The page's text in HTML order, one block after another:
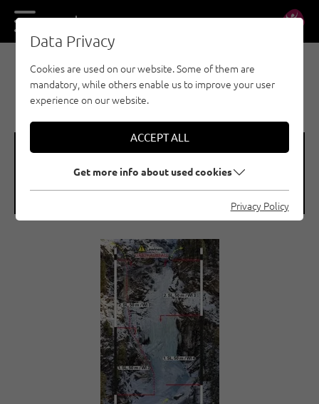
DE EN
ICE CLIMBING - INNSBRUCK REGION
GASTHAUSFALL
🞽 🞱
Data Privacy
Cookies are used on our website. Some of them are
mandatory, while others enable us to improve your user
experience on our website.
ACCEPT ALL
Get more info about used cookies
Privacy Policy